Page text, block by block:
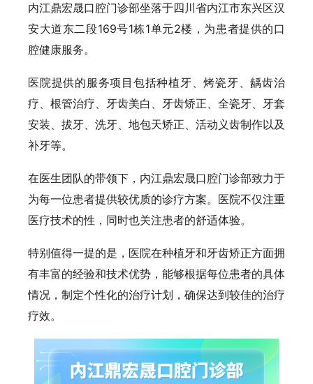
内江鼎宏晟口腔门诊部坐落于四川省内江市东兴区汉
安大道东二段169号1栋1单元2楼，为患者提供的口
腔健康服务。
医院提供的服务项目包括种植牙、烤瓷牙、龋齿治
疗、根管治疗、牙齿美白、牙齿矫正、全瓷牙、牙套
安装、拔牙、洗牙、地包天矫正、活动义齿制作以及
补牙等。
在医生团队的带领下，内江鼎宏晟口腔门诊部致力于
为每一位患者提供较优质的诊疗方案。医院不仅注重
医疗技术的性，同时也关注患者的舒适体验。
特别值得一提的是，医院在种植牙和牙齿矫正方面拥
有丰富的经验和技术优势，能够根据每位患者的具体
情况，制定个性化的治疗计划，确保达到较佳的治疗
疗效。